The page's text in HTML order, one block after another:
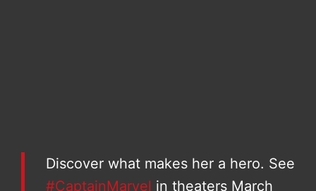
Discover what makes her a hero. See
#CaptainMarvel in theaters March